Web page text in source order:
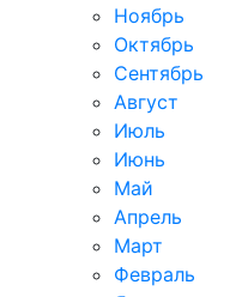
Ноябрь
Октябрь
Сентябрь
Август
Июль
Июнь
Май
Апрель
Март
Февраль